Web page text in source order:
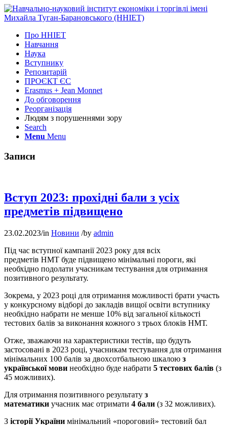
Про ННІЕТ
Навчання
Наука
Вступнику
Репозитарій
ПРОЄКТ ЄС
Erasmus + Jean Monnet
До обговорення
Реорганізація
Людям з порушеннями зору
Search
Menu Menu
Записи
Вступ 2023: прохідні бали з усіх
предметів підвищено
23.02.2023/in Новини /by admin
Під час вступної кампанії 2023 року для всіх
предметів НМТ буде підвищено мінімальні пороги, які
необхідно подолати учасникам тестування для отримання
позитивного результату.
Зокрема, у 2023 році для отримання можливості брати участь
у конкурсному відборі до закладів вищої освіти вступнику
необхідно набрати не менше 10% від загальної кількості
тестових балів за виконання кожного з трьох блоків НМТ.
Отже, зважаючи на характеристики тестів, що будуть
застосовані в 2023 році, учасникам тестування для отримання
мінімальних 100 балів за двохсотбальною шкалою з
української мови необхідно буде набрати 5 тестових балів (з
45 можливих).
Для отримання позитивного результату з
математики учасник має отримати 4 бали (з 32 можливих).
З історії України мінімальний «пороговий» тестовий бал